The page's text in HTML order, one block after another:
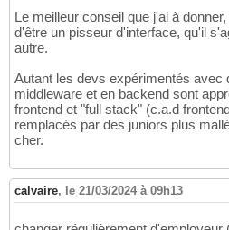
Le meilleur conseil que j'ai à
d'être un pisseur d'interface, qu'il
autre.
Autant les devs expérimentés avec
middleware et en backend sont
frontend et "full stack" (c.a.d
remplacés par des juniors plus
cher.
calvaire, le 21/03/2024 à 09h13